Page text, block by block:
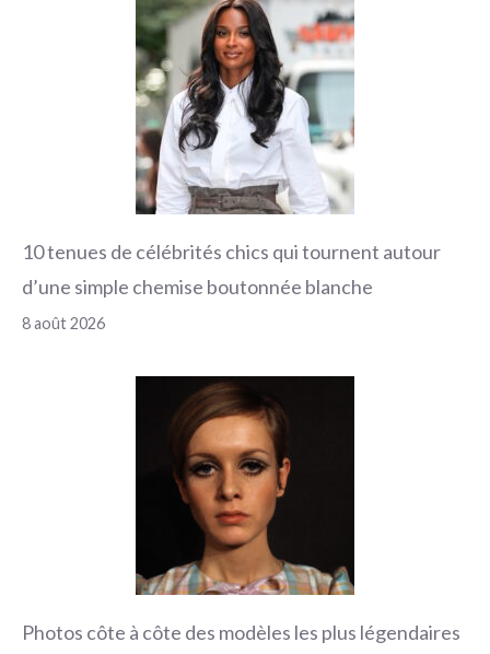
10 tenues de célébrités chics qui tournent autour
d’une simple chemise boutonnée blanche
8 août 2026
Photos côte à côte des modèles les plus légendaires